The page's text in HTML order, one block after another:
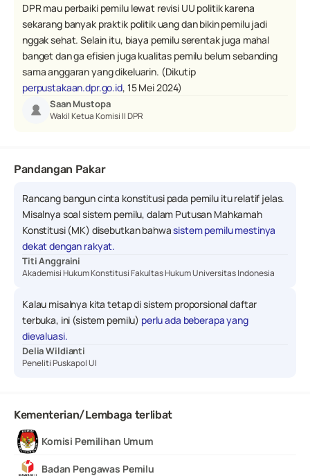
DPR mau perbaiki pemilu lewat revisi UU politik karena
sekarang banyak praktik politik uang dan bikin pemilu jadi
nggak sehat. Selain itu, biaya pemilu serentak juga mahal
banget dan ga efisien juga kualitas pemilu belum sebanding
sama anggaran yang dikeluarin. (Dikutip
perpustakaan.dpr.go.id, 15 Mei 2024)
Saan Mustopa
Wakil Ketua Komisi II DPR
Pandangan Pakar
Rancang bangun cinta konstitusi pada pemilu itu relatif jelas.
Misalnya soal sistem pemilu, dalam Putusan Mahkamah
Konstitusi (MK) disebutkan bahwa sistem pemilu mestinya
dekat dengan rakyat.
Titi Anggraini
Akademisi Hukum Konstitusi Fakultas Hukum Universitas Indonesia
Kalau misalnya kita tetap di sistem proporsional daftar
terbuka, ini (sistem pemilu) perlu ada beberapa yang
dievaluasi.
Delia Wildianti
Peneliti Puskapol UI
Kementerian/Lembaga terlibat
Komisi Pemilihan Umum
Badan Pengawas Pemilu